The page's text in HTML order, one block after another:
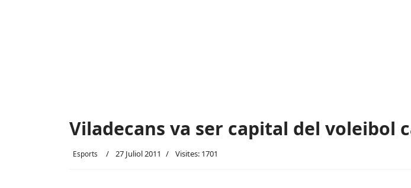
Viladecans va ser capital del voleibol
Esports 27 Juliol 2011 Visites: 1701